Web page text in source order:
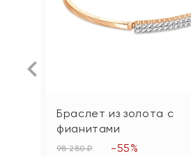
Браслет из золота с
фианитами
98 280 ₽ -55%